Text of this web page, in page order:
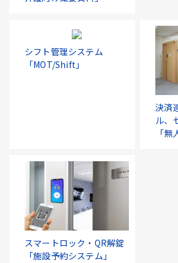
シフト管理システム
「MOT/Shift」
決済
ル、
「
スマートロック・QR解錠
「施設予約システム」